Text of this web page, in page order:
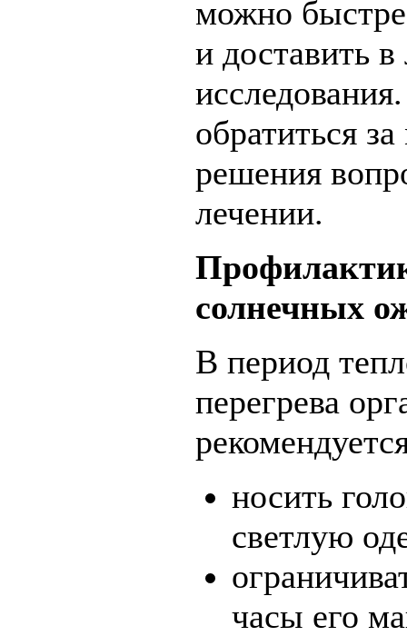
можно
и доставить
обратиться
решения
лечении.
солнечных
В период
перегрева
носить
светлую
часы его